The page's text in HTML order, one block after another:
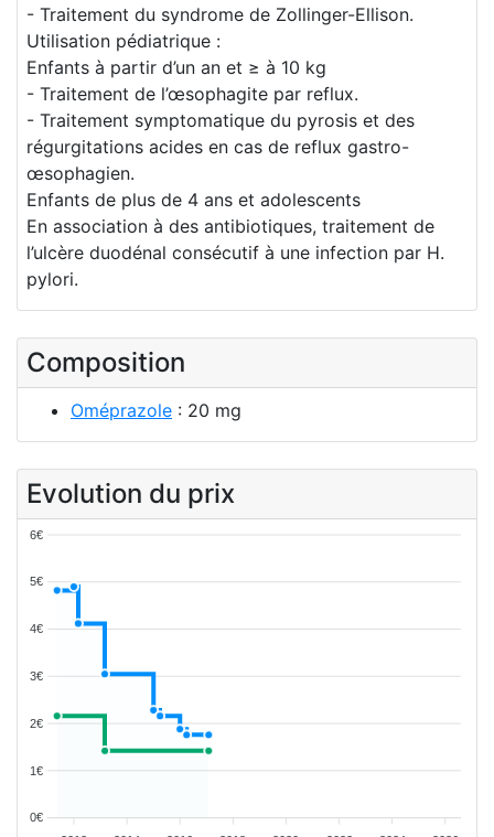
- Traitement du syndrome de Zollinger-Ellison.
Utilisation pédiatrique :
Enfants à partir d’un an et ≥ à 10 kg
- Traitement de l’œsophagite par reflux.
- Traitement symptomatique du pyrosis et des
régurgitations acides en cas de reflux gastro-
œsophagien.
Enfants de plus de 4 ans et adolescents
En association à des antibiotiques, traitement de
l’ulcère duodénal consécutif à une infection par H.
pylori.
Composition
Oméprazole : 20 mg
Evolution du prix
6€
5€
4€
3€
2€
1€
0€